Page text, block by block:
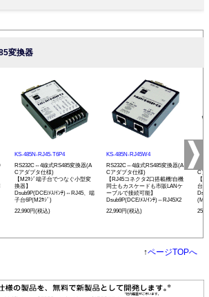
変換器
KS-485N-RJ45-T6P4
RS232C⇔4線式RS485変換器(A
Cアダプタ仕様)
【M2ﾈｼﾞ端子台でつなぐ小型変
換器】
Dsub9P(DCE/ﾒｽ/ｲﾝﾁ)⇔RJ45、端
子台6P(M2ﾈｼﾞ)
22,990円(税込)
KS-485N-RJ45W4
RS232C⇔4線式RS485変換器(A
Cアダプタ仕様)
【RJ45コネクタ2口搭載機!自機
同士もカスケードも市販LANケ
ーブルで接続可能】
Dsub9P(DCE/ﾒｽ/ｲﾝﾁ)⇔RJ45X2
22,990円(税込)
KS-
Cア
【
台
(M3
↑ページTOPへ